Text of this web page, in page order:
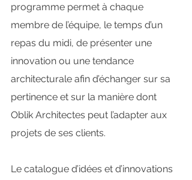
programme permet à chaque
membre de l’équipe, le temps d’un
repas du midi, de présenter une
innovation ou une tendance
architecturale afin d’échanger sur sa
pertinence et sur la manière dont
Oblik Architectes peut l’adapter aux
projets de ses clients.
Le catalogue d’idées et d’innovations